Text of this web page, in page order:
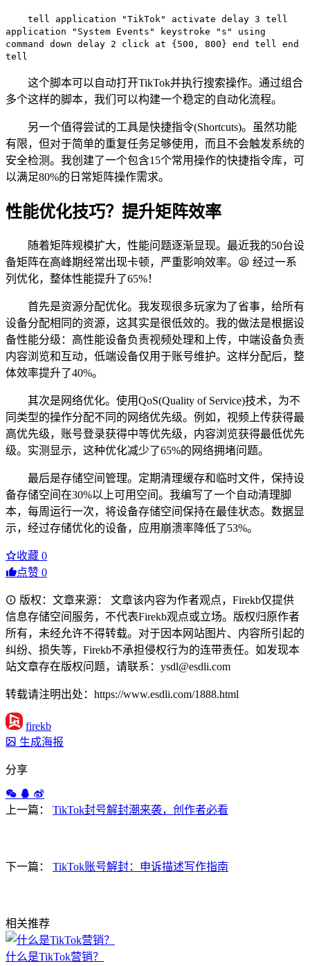
tell application "TikTok" activate delay 3 tell
application "System Events" keystroke "s" using
command down delay 2 click at {500, 800} end tell end
tell
这个脚本可以自动打开TikTok并执行搜索操作。通过组合
多个这样的脚本，我们可以构建一个稳定的自动化流程。
另一个值得尝试的工具是快捷指令(Shortcuts)。虽然功能
有限，但对于简单的重复任务足够使用，而且不会触发系统的
安全检测。我创建了一个包含15个常用操作的快捷指令库，可
以满足80%的日常矩阵操作需求。
性能优化技巧？提升矩阵效率
随着矩阵规模扩大，性能问题逐渐显现。最近我的50台设
备矩阵在高峰期经常出现卡顿，严重影响效率。😫 经过一系
列优化，整体性能提升了65%！
首先是资源分配优化。我发现很多玩家为了省事，给所有
设备分配相同的资源，这其实是很低效的。我的做法是根据设
备性能分级：高性能设备负责视频处理和上传，中端设备负责
内容浏览和互动，低端设备仅用于账号维护。这样分配后，整
体效率提升了40%。
其次是网络优化。使用QoS(Quality of Service)技术，为不
同类型的操作分配不同的网络优先级。例如，视频上传获得最
高优先级，账号登录获得中等优先级，内容浏览获得最低优先
级。实测显示，这种优化减少了65%的网络拥堵问题。
最后是存储空间管理。定期清理缓存和临时文件，保持设
备存储空间在30%以上可用空间。我编写了一个自动清理脚
本，每周运行一次，将设备存储空间保持在最佳状态。数据显
示，经过存储优化的设备，应用崩溃率降低了53%。
收藏 0
点赞 0
版权：文章来源： 文章该内容为作者观点，Firekb仅提供
信息存储空间服务，不代表Firekb观点或立场。版权归原作者
所有，未经允许不得转载。对于因本网站图片、内容所引起的
纠纷、损失等，Firekb不承担侵权行为的连带责任。如发现本
站文章存在版权问题，请联系：ysdl@esdli.com
转载请注明出处：https://www.esdli.com/1888.html
firekb
生成海报
分享
上一篇： TikTok封号解封潮来袭，创作者必看
下一篇： TikTok账号解封：申诉描述写作指南
相关推荐
什么是TikTok营销？